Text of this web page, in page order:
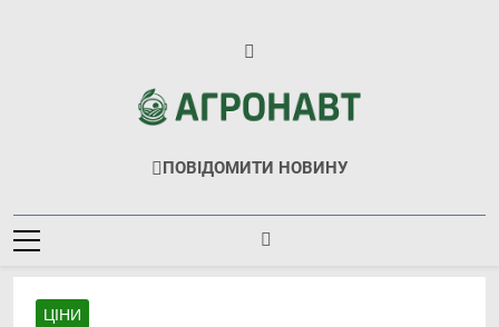
Агронавт
Новини Українського Агробізнесу
ПОВІДОМИТИ НОВИНУ
ЦІНИ